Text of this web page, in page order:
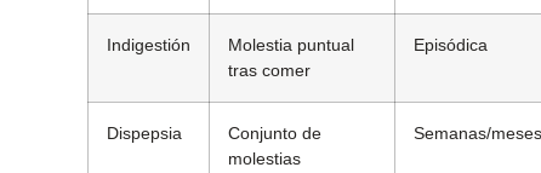
Indigestión
Molestia puntual
tras comer
Episódica
Dispepsia
Conjunto de
molestias
Semanas/meses